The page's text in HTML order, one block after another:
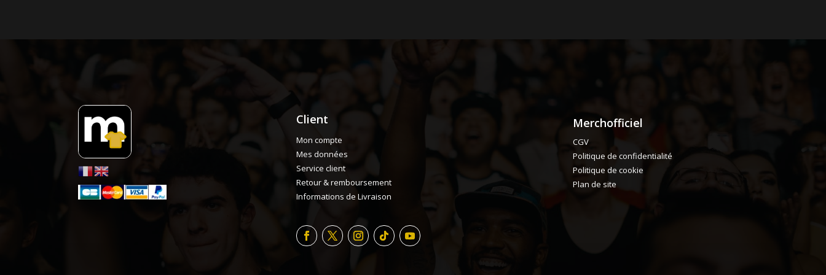
Client
Mon compte
Mes données
Service client
Retour & remboursement
Informations de Livraison
Merchofficiel
CGV
Politique de confidentialité
Politique de cookie
Plan de site